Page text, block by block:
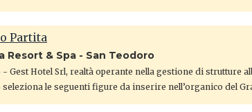
Partita
Resort & Spa - San Teodoro
- Gest Hotel Srl, realtà operante nella gestione di strutture
le seguenti figure da inserire nell’organico del